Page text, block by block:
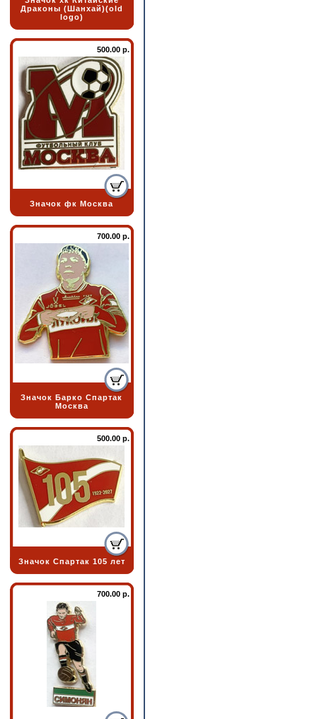
Драконы (Шанхай)(old
logo)
500.00 р.
Значок фк Москва
700.00 р.
Значок Барко Спартак
Москва
500.00 р.
Значок Спартак 105 лет
700.00 р.